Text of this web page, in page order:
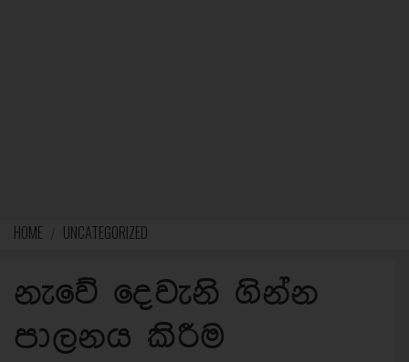
HOME UNCATEGORIZED
නැවේ දෙවැනි ගින්න
පාලනය කිරීම